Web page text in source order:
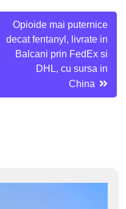
Opioide mai puternice
decat fentanyl, livrate in
Balcani prin FedEx si
DHL, cu sursa in
China